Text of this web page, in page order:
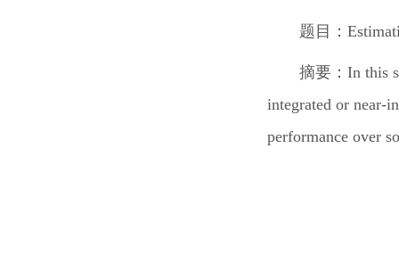
题目：
摘要： In this
integrated or near-
performance over